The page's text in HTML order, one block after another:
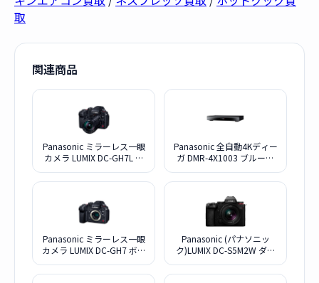
取
関連商品
Panasonic ミラーレス一眼
カメラ LUMIX DC-GH7L 標
Panasonic 全自動4Kディー
ガ DMR-4X1003 ブルーレ
10TB
Panasonic ミラーレス一眼
カメラ LUMIX DC-GH7 ボデ
Panasonic (パナソニッ
ク)LUMIX DC-S5M2W ダブ